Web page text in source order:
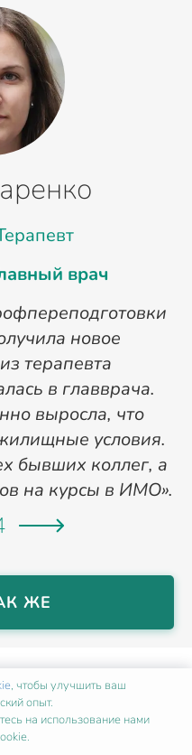
врач
новое
терапевта
в главврача.
выросла, что
условия.
бывших коллег, а
на курсы в ИМО».
ЖЕ
В
, чтобы улучшить ваш
опыт.
на использование нами